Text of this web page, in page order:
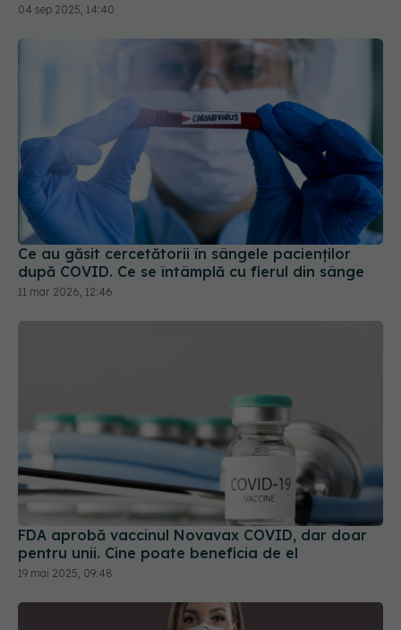
04 sep 2025, 14:40
Ce au găsit cercetătorii în sângele pacienților
după COVID. Ce se întâmplă cu fierul din sânge
11 mar 2026, 12:46
FDA aprobă vaccinul Novavax COVID, dar doar
pentru unii. Cine poate beneficia de el
19 mai 2025, 09:48